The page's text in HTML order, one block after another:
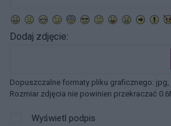
Dodaj zdjęcie:
Dopuszczalne formaty pliku graficznego: jpg,
Rozmiar zdjęcia nie powinien przekraczać
Wyświetl podpis